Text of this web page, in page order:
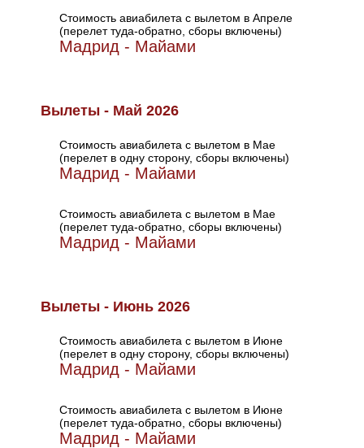
Стоимость авиабилета с вылетом в Апреле
(перелет туда-обратно, сборы включены)
Мадрид - Майами
Вылеты - Май 2026
Стоимость авиабилета с вылетом в Мае
(перелет в одну сторону, сборы включены)
Мадрид - Майами
Стоимость авиабилета с вылетом в Мае
(перелет туда-обратно, сборы включены)
Мадрид - Майами
Вылеты - Июнь 2026
Стоимость авиабилета с вылетом в Июне
(перелет в одну сторону, сборы включены)
Мадрид - Майами
Стоимость авиабилета с вылетом в Июне
(перелет туда-обратно, сборы включены)
Мадрид - Майами